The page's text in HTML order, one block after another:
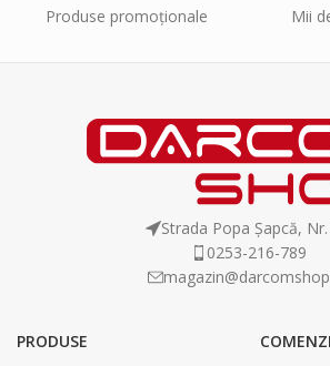
Produse promoționale
Mii
Strada Popa Șapcă,
0253-216-789
PRODUSE
COMENZI